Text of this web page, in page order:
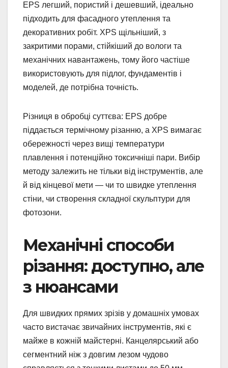
EPS легший, пористий і дешевший, ідеально
підходить для фасадного утеплення та
декоративних робіт. XPS щільніший, з
закритими порами, стійкіший до вологи та
механічних навантажень, тому його частіше
використовують для підлог, фундаментів і
моделей, де потрібна точність.
Різниця в обробці суттєва: EPS добре
піддається термічному різанню, а XPS вимагає
обережності через вищі температури
плавлення і потенційно токсичніші пари. Вибір
методу залежить не тільки від інструментів, але
й від кінцевої мети — чи то швидке утеплення
стіни, чи створення складної скульптури для
фотозони.
Механічні способи
різання: доступно, але
з нюансами
Для швидких прямих зрізів у домашніх умовах
часто вистачає звичайних інструментів, які є
майже в кожній майстерні. Канцелярський або
сегментний ніж з довгим лезом чудово